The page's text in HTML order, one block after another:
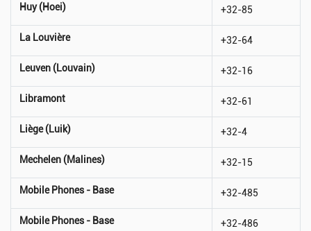
Huy (Hoei) +32-85
La Louvière +32-64
Leuven (Louvain) +32-16
Libramont +32-61
Liège (Luik) +32-4
Mechelen (Malines) +32-15
Mobile Phones - Base +32-485
Mobile Phones - Base +32-486